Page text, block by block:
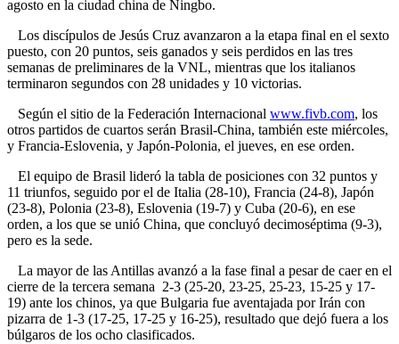
agosto en la ciudad china de Ningbo.
Los discípulos de Jesús Cruz avanzaron a la etapa final en el sexto
puesto, con 20 puntos, seis ganados y seis perdidos en las tres
semanas de preliminares de la VNL, mientras que los italianos
terminaron segundos con 28 unidades y 10 victorias.
Según el sitio de la Federación Internacional www.fivb.com, los
otros partidos de cuartos serán Brasil-China, también este miércoles,
y Francia-Eslovenia, y Japón-Polonia, el jueves, en ese orden.
El equipo de Brasil lideró la tabla de posiciones con 32 puntos y
11 triunfos, seguido por el de Italia (28-10), Francia (24-8), Japón
(23-8), Polonia (23-8), Eslovenia (19-7) y Cuba (20-6), en ese
orden, a los que se unió China, que concluyó decimoséptima (9-3),
pero es la sede.
La mayor de las Antillas avanzó a la fase final a pesar de caer en el
cierre de la tercera semana 2-3 (25-20, 23-25, 25-23, 15-25 y 17-
19) ante los chinos, ya que Bulgaria fue aventajada por Irán con
pizarra de 1-3 (17-25, 17-25 y 16-25), resultado que dejó fuera a los
búlgaros de los ocho clasificados.